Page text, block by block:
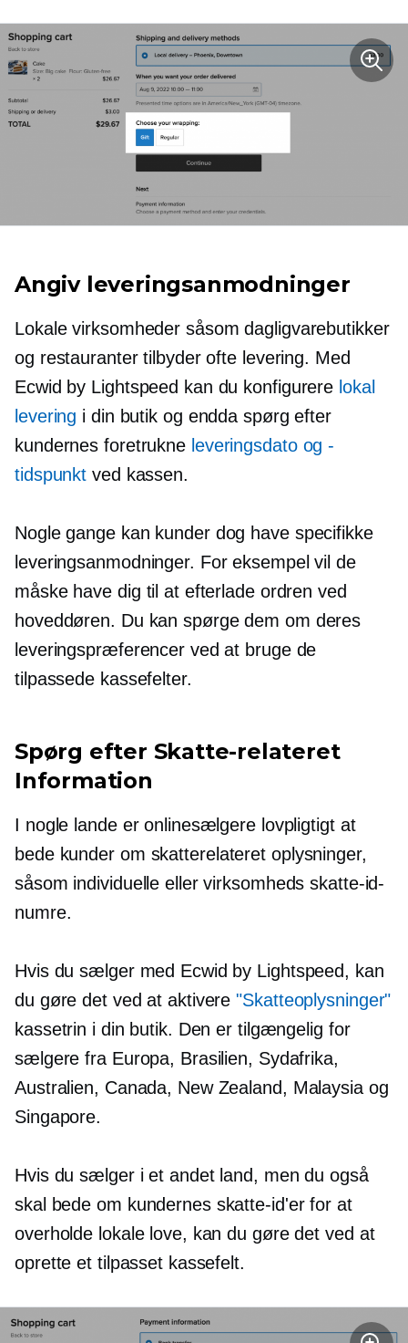
Angiv leveringsanmodninger
Lokale virksomheder såsom dagligvarebutikker
og restauranter tilbyder ofte levering. Med
Ecwid by Lightspeed kan du konfigurere lokal
levering i din butik og endda spørg efter
kundernes foretrukne leveringsdato og -
tidspunkt ved kassen.
Nogle gange kan kunder dog have specifikke
leveringsanmodninger. For eksempel vil de
måske have dig til at efterlade ordren ved
hoveddøren. Du kan spørge dem om deres
leveringspræferencer ved at bruge de
tilpassede kassefelter.
Spørg efter Skatte-relateret
Information
I nogle lande er onlinesælgere lovpligtigt at
bede kunder om skatterelateret oplysninger,
såsom individuelle eller virksomheds skatte-id-
numre.
Hvis du sælger med Ecwid by Lightspeed, kan
du gøre det ved at aktivere"Skatteoplysninger"
kassetrin i din butik. Den er tilgængelig for
sælgere fra Europa, Brasilien, Sydafrika,
Australien, Canada, New Zealand, Malaysia og
Singapore.
Hvis du sælger i et andet land, men du også
skal bede om kundernes skatte-id'er for at
overholde lokale love, kan du gøre det ved at
oprette et tilpasset kassefelt.